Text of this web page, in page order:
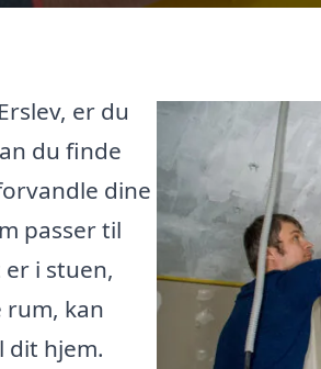
er du
du finde
dine
passer til
i stuen,
kan
dit hjem.